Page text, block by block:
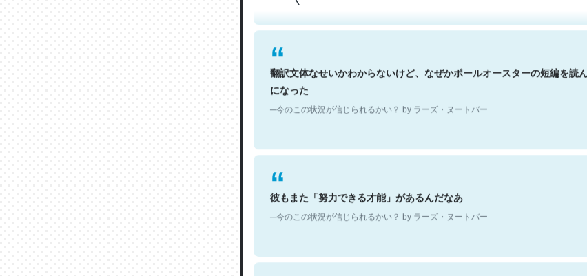
翻訳文体なせいかわからないけど、なぜかポールオースターの短編を読
になった
─今のこの状況が信じられるかい？ by ラーズ・ヌートバー
彼もまた「努力できる才能」があるんだなあ
─今のこの状況が信じられるかい？ by ラーズ・ヌートバー